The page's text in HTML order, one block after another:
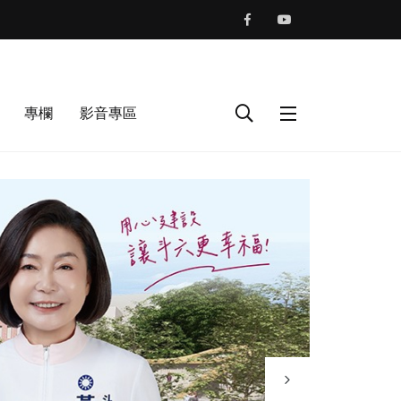
專欄 影音專區